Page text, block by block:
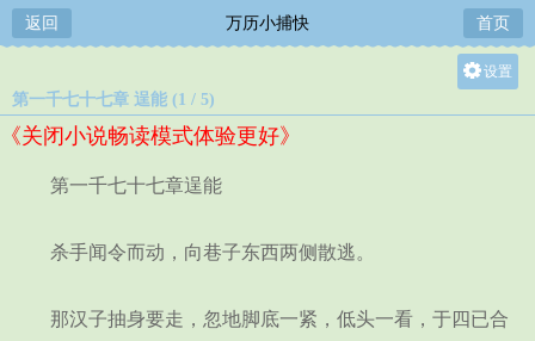
返回 万历小捕快 首页
设置
第一千七十七章 逞能 (1 / 5)
《关闭小说畅读模式体验更好》
第一千七十七章逞能
杀手闻令而动，向巷子东西两侧散逃。
那汉子抽身要走，忽地脚底一紧，低头一看，于四已合